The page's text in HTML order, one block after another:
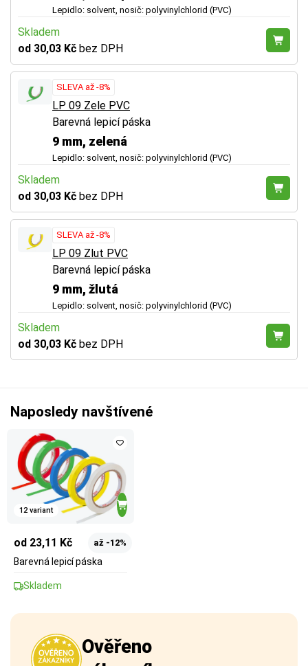
Lepidlo: solvent, nosič: polyvinylchlorid (PVC)
Skladem
od 30,03 Kč bez DPH
SLEVA až -8%
LP 09 Zele PVC
Barevná lepicí páska
9 mm, zelená
Lepidlo: solvent, nosič: polyvinylchlorid (PVC)
Skladem
od 30,03 Kč bez DPH
SLEVA až -8%
LP 09 Zlut PVC
Barevná lepicí páska
9 mm, žlutá
Lepidlo: solvent, nosič: polyvinylchlorid (PVC)
Skladem
od 30,03 Kč bez DPH
Naposledy navštívené
12 variant
od 23,11 Kč až -12%
Barevná lepicí páska
Skladem
Ověřeno